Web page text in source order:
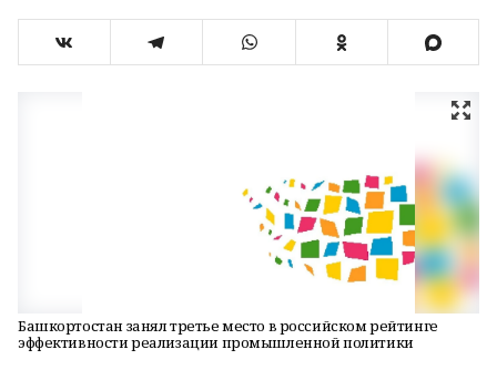
Башкортостан занял третье место в российском рейтинге
эффективности реализации промышленной политики